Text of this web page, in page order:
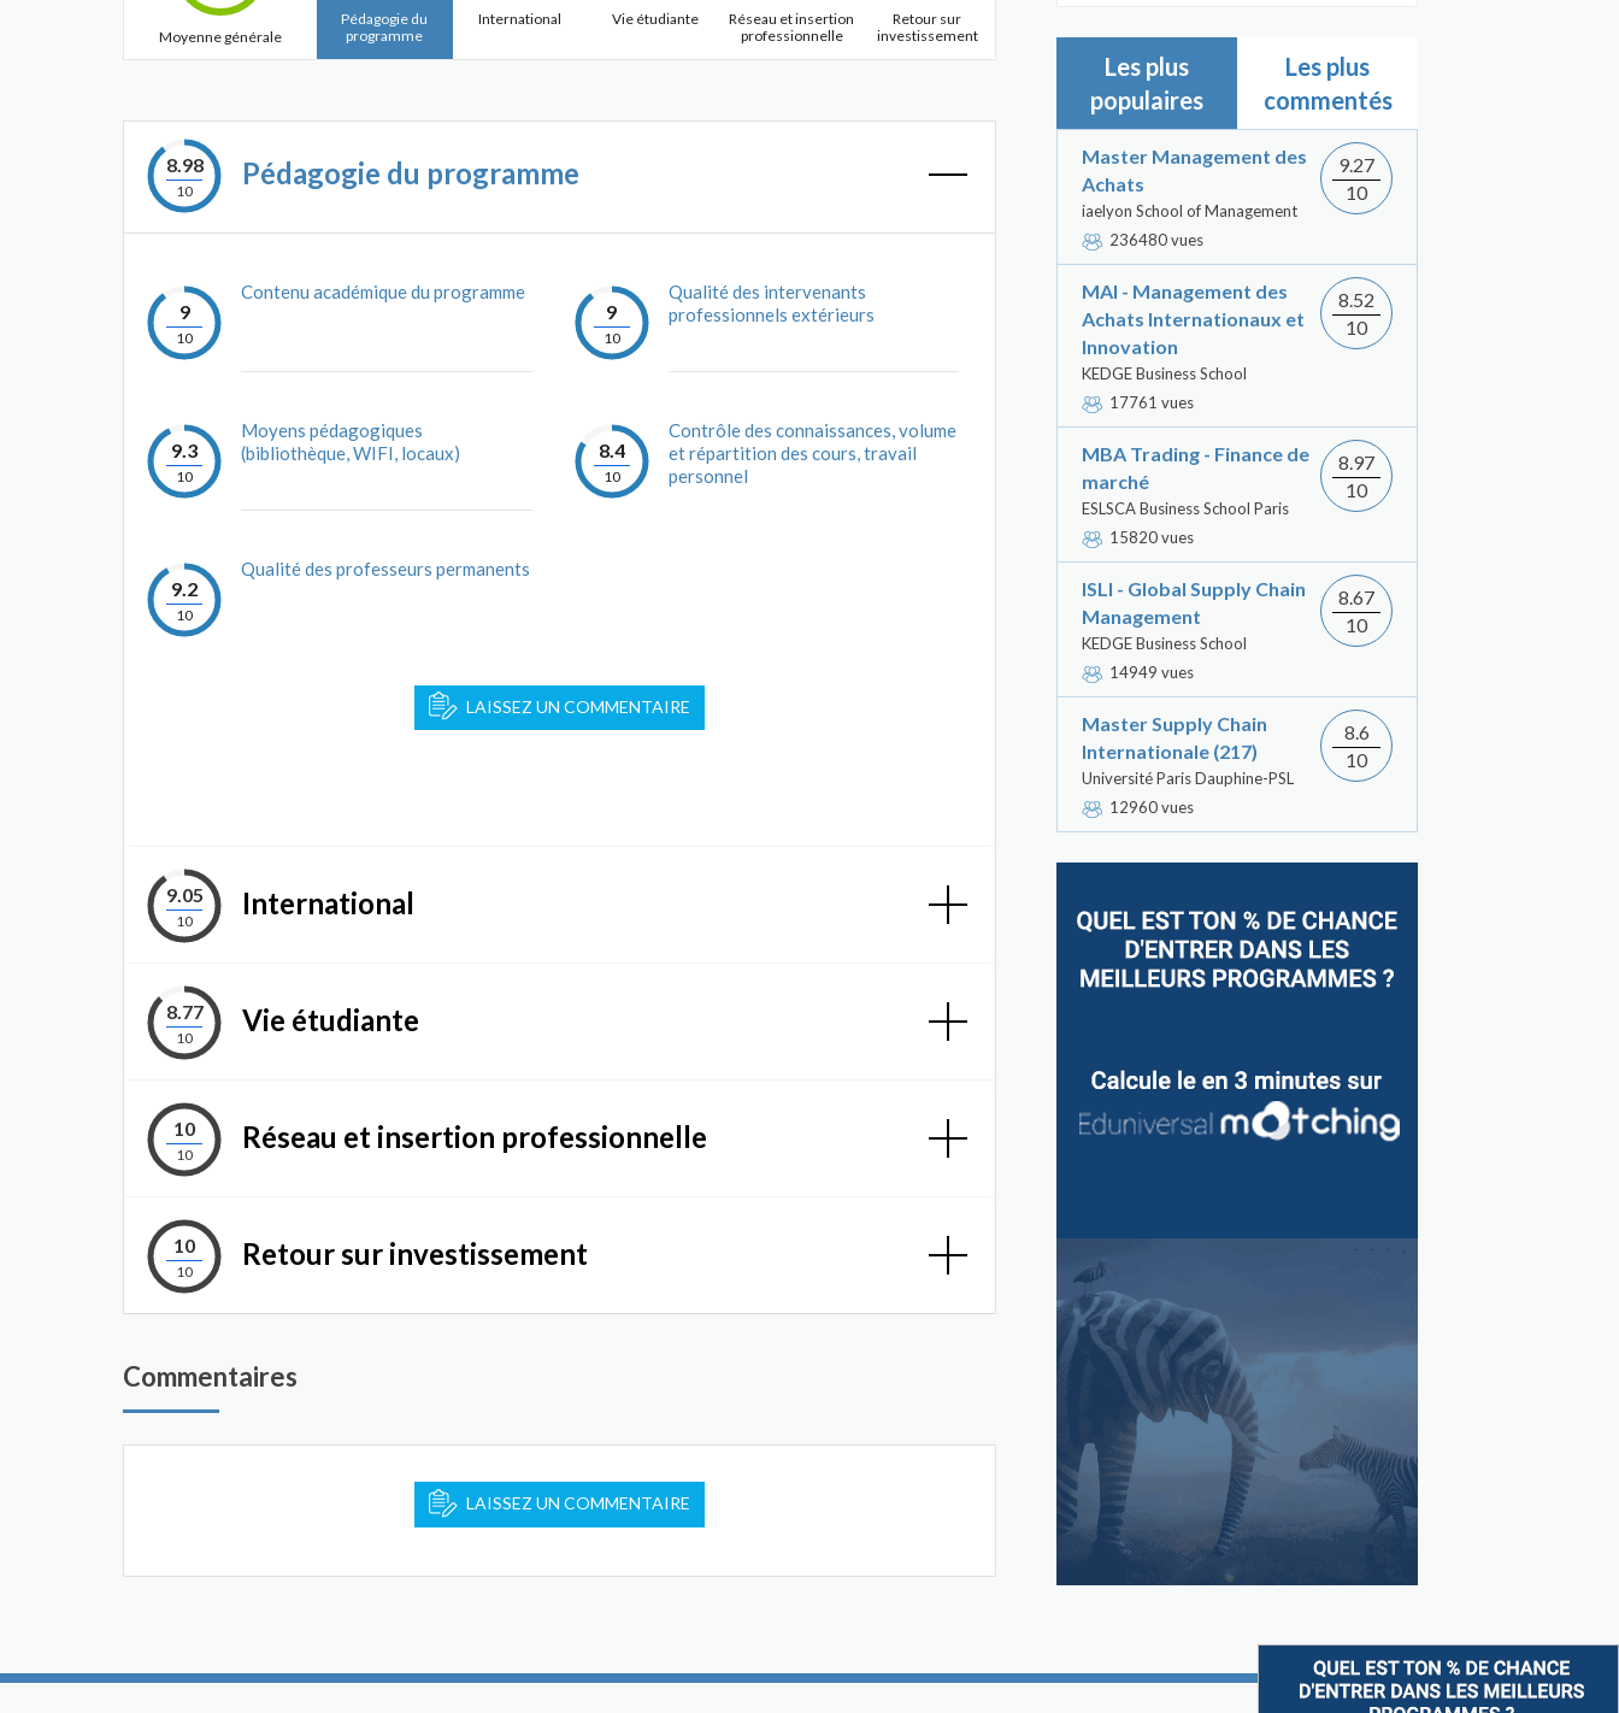
Moyenne générale
Pédagogie du
programme
International Vie étudiante
Réseau et insertion
professionnelle
Retour sur
investissement
8.98
10
Pédagogie du programme
9
10
Contenu académique du programme
9.3
10
Moyens pédagogiques
(bibliothèque, WIFI, locaux)
9.2
10
Qualité des professeurs permanents
9
10
Qualité des intervenants
professionnels extérieurs
8.4
10
Contrôle des connaissances, volume
et répartition des cours, travail
personnel
LAISSEZ UN COMMENTAIRE
9.05
10
International
8.77
10
Vie étudiante
10
10
Réseau et insertion professionnelle
10
10
Retour sur investissement
Commentaires
LAISSEZ UN COMMENTAIRE
Les plus
populaires
Les plus
commentés
Master Management des
Achats
iaelyon School of Management
236480 vues
9.27
10
MAI - Management des
Achats Internationaux et
Innovation
KEDGE Business School
17761 vues
8.52
10
MBA Trading - Finance de
marché
ESLSCA Business School Paris
15820 vues
8.97
10
ISLI - Global Supply Chain
Management
KEDGE Business School
14949 vues
8.67
10
Master Supply Chain
Internationale (217)
Université Paris Dauphine-PSL
12960 vues
8.6
10